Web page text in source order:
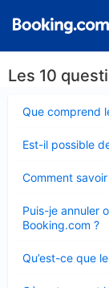
Les 10
Que comprend
fermé
Est-il possible
fermé
Comment
fermé
Puis-je annuler
Booking.com ?
fermé
Qu’est-ce que
fermé